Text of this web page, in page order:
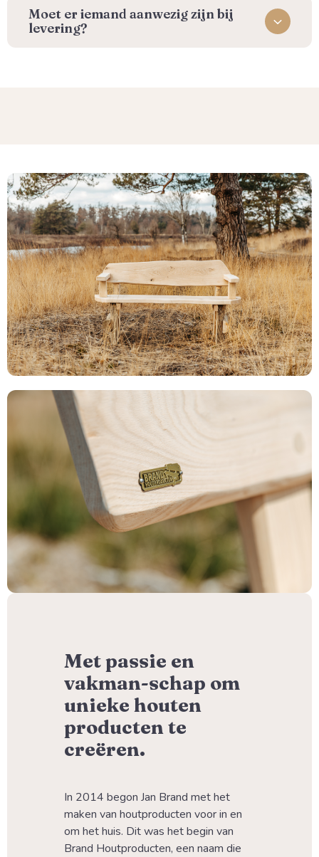
Moet er iemand aanwezig zijn bij
levering?
Met passie en
vakman-schap om
unieke houten
producten te
creëren.
In 2014 begon Jan Brand met het
maken van houtproducten voor in en
om het huis. Dit was het begin van
Brand Houtproducten, een naam die